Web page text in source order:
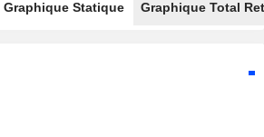
Graphique Statique Graphique Total